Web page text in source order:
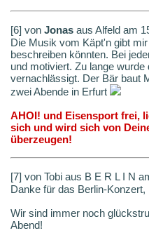
[6] von Jonas aus Alfeld am
Die Musik vom Käpt'n gibt
beschreiben könnten. Bei
und motiviert. Zu lange
vernachlässigt. Der Bär baut
zwei Abende in Erfurt
AHOI! und Eisensport frei,
sich und wird sich von
überzeugen!
[7] von Tobi aus B E R L I N
Danke für das Berlin-Konzert,
Wir sind immer noch
Abend!